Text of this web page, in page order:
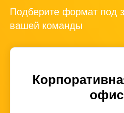
Подберите формат под
вашей команды